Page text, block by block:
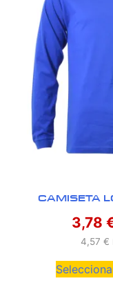
CAMISETA
3,78
4,57€